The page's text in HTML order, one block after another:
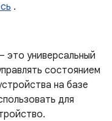
.
это универсальный
состоянием
на базе
для